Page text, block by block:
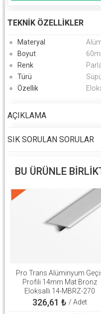
TEKNIK ÖZELLIKLER
Materyal
Boyut
Renk
Türü
Özellik
AÇIKLAMA
SIK SORULAN SORULAR
BU ÜRÜNLE
Pro Trans Alüminyum
Profili 14mm Mat Bronz
Eloksallı 14-MBRZ-270
326,61 ₺ / Adet